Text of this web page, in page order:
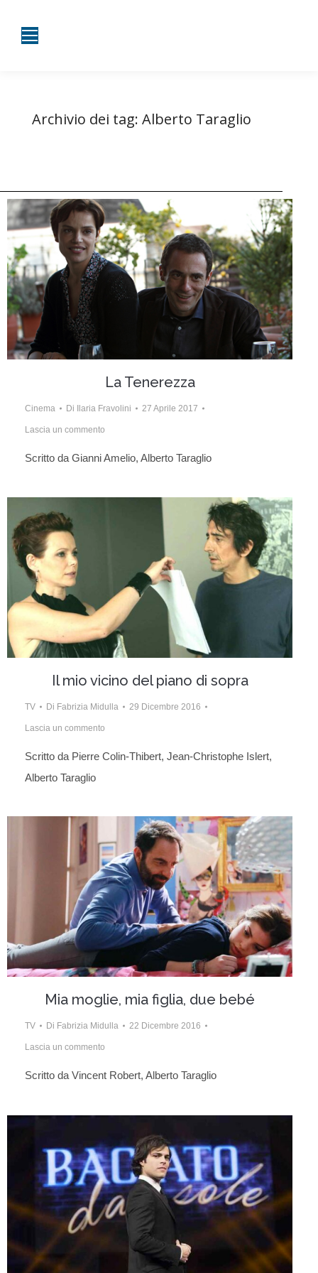
Archivio dei tag: Alberto Taraglio
La Tenerezza
Cinema Di Ilaria Fravolini 27 Aprile 2017
Lascia un commento
Scritto da Gianni Amelio, Alberto Taraglio
Il mio vicino del piano di sopra
TV Di Fabrizia Midulla 29 Dicembre 2016
Lascia un commento
Scritto da Pierre Colin-Thibert, Jean-Christophe Islert,
Alberto Taraglio
Mia moglie, mia figlia, due bebé
TV Di Fabrizia Midulla 22 Dicembre 2016
Lascia un commento
Scritto da Vincent Robert, Alberto Taraglio